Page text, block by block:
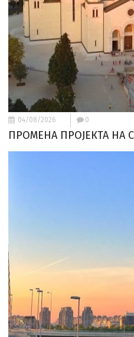
04/08/2026 0
ПРОМЕНА ПРОЈЕКТА НА